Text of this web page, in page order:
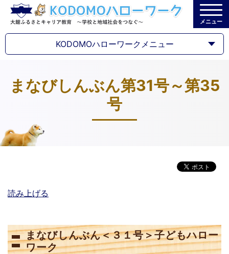
メニュー
KODOMOハローワークメニュー
まなびしんぶん第31号～第35
号
読み上げる
まなびしんぶん＜３１号＞子どもハロー
ワーク